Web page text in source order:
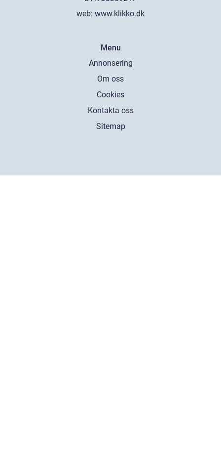
web: www.klikko.dk
Menu
Annonsering
Om oss
Cookies
Kontakta oss
Sitemap